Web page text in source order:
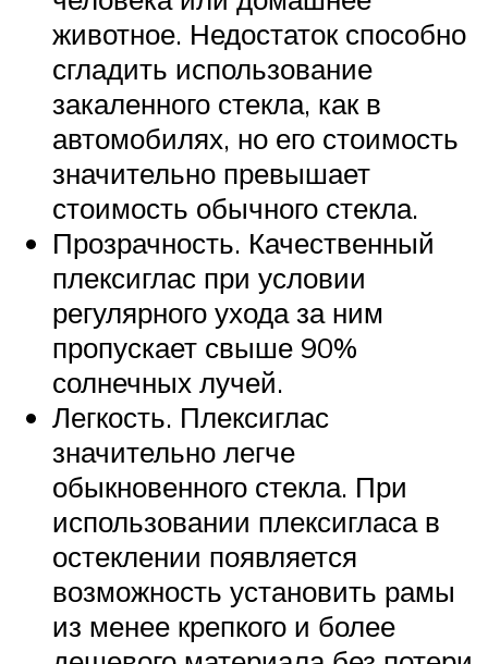
животное. Недостаток способно
сгладить использование
закаленного стекла, как в
автомобилях, но его стоимость
значительно превышает
стоимость обычного стекла.
Прозрачность. Качественный
плексиглас при условии
регулярного ухода за ним
пропускает свыше 90%
солнечных лучей.
Легкость. Плексиглас
значительно легче
обыкновенного стекла. При
использовании плексигласа в
остеклении появляется
возможность установить рамы
из менее крепкого и более